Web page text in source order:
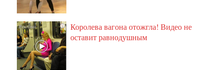
i
Королева вагона отожгла! Видео не
оставит равнодушным